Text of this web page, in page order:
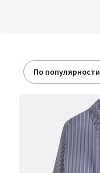
По популярности